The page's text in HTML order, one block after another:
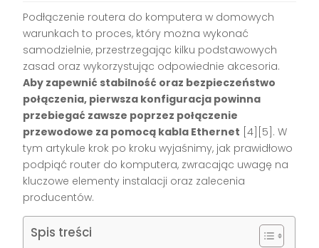
Podłączenie routera do komputera w domowych
warunkach to proces, który można wykonać
samodzielnie, przestrzegając kilku podstawowych
zasad oraz wykorzystując odpowiednie akcesoria.
Aby zapewnić stabilność oraz bezpieczeństwo
połączenia, pierwsza konfiguracja powinna
przebiegać zawsze poprzez połączenie
przewodowe za pomocą kabla Ethernet [4][5] . W
tym artykule krok po kroku wyjaśnimy, jak prawidłowo
podpiąć router do komputera, zwracając uwagę na
kluczowe elementy instalacji oraz zalecenia
producentów.
Spis treści